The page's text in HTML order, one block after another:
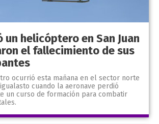
un helicóptero en San Juan
el fallecimiento de sus
ocurrió esta mañana en el sector norte
cuando la aeronave perdió
un curso de formación para combatir